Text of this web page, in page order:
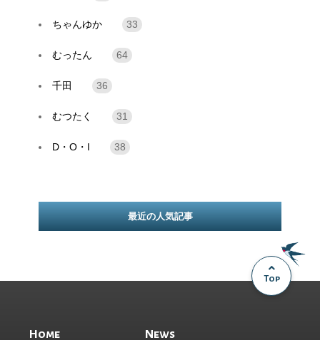
最近の人気記事
ちゃんゆか 33
むったん 64
千田 36
むつたく 31
D・O・I 38
Top
Home News